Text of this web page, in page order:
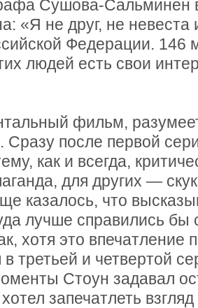
Сушова-Сальминен
«Я не друг, не невеста
Федерации. 146
людей есть свои
фильм,
Сразу после первой
как и всегда,
для других —
казалось, что
лучше справились
хотя это впечатление
третьей и четвертой
Стоун задавал
запечатлеть